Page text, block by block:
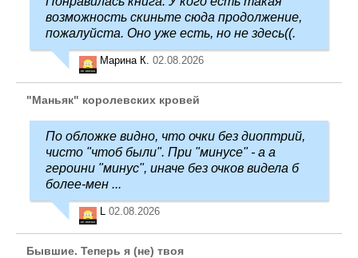
возможность скиньте сюда продолжение,
пожалуйста. Оно уже есть, но не здесь((.
Марина К. 02.08.2026
"Маньяк" королевских кровей
По обложке видно, что очки без диоптрий,
чисто "чтоб были". При "минусе" - а а
героини "минус", иначе без очков видела б
более-мен ...
L 02.08.2026
Бывшие. Теперь я (не) твоя